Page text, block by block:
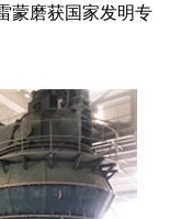
蒙磨获国家发明专